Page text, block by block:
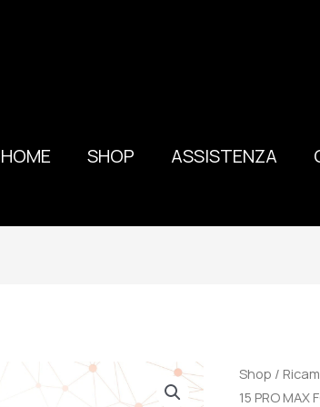
HOME SHOP ASSISTENZA
Shop /
15 PRO MAX
100%
ORIGINALE